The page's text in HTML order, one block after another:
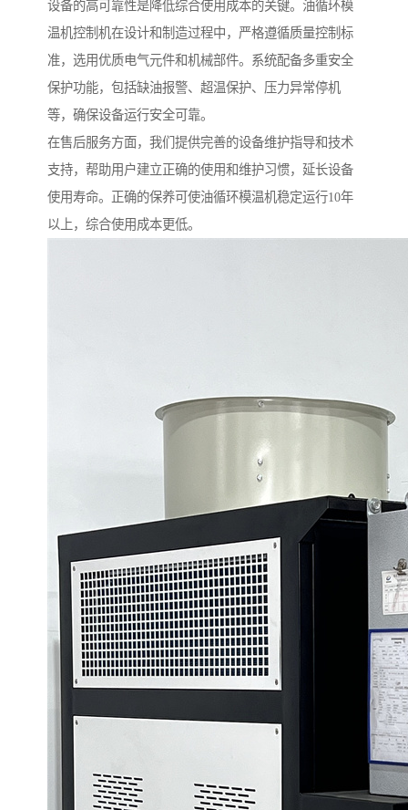
设备的高可靠性是降低综合使用成本的关键。油循环模
温机控制机在设计和制造过程中，严格遵循质量控制标
准，选用优质电气元件和机械部件。系统配备多重安全
保护功能，包括缺油报警、超温保护、压力异常停机
等，确保设备运行安全可靠。
在售后服务方面，我们提供完善的设备维护指导和技术
支持，帮助用户建立正确的使用和维护习惯，延长设备
使用寿命。正确的保养可使油循环模温机稳定运行10年
以上，综合使用成本更低。